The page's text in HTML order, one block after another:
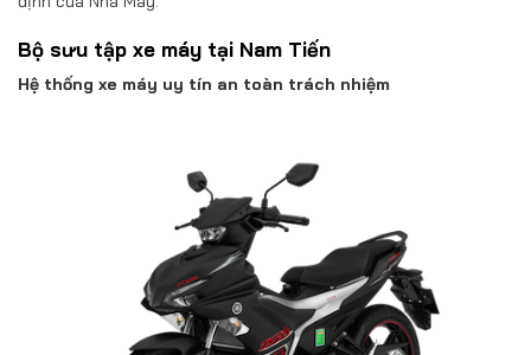
Bộ sưu tập xe máy tại Nam Tiến
Hệ thống xe máy uy tín an toàn trách nhiệm